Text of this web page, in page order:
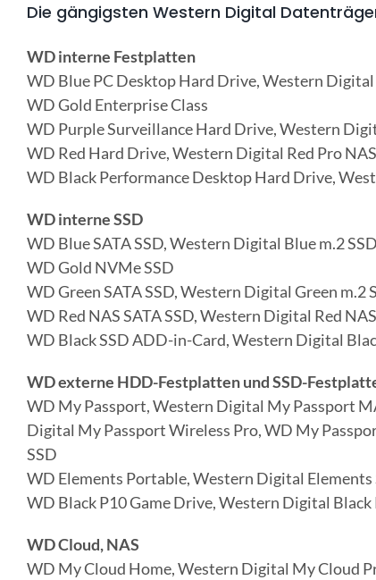
Die gängigsten Western Digital
WD interne Festplatten
WD Blue PC Desktop Hard Drive, Western
WD Gold Enterprise Class
WD Purple Surveillance Hard Drive, Western
WD Red Hard Drive, Western Digital Red Pro
WD Black Performance Desktop Hard Drive,
WD interne SSD
WD Blue SATA SSD, Western Digital Blue m.2
WD Gold NVMe SSD
WD Green SATA SSD, Western Digital Green m.2
WD Red NAS SATA SSD, Western Digital Red
WD Black SSD ADD-in-Card, Western Digital
WD externe HDD-Festplatten und SSD-
WD My Passport, Western Digital My Passport
Digital My Passport Wireless Pro, WD My
SSD
WD Elements Portable, Western Digital Elements
WD Black P10 Game Drive, Western Digital Black
WD Cloud, NAS
WD My Cloud Home, Western Digital My Cloud